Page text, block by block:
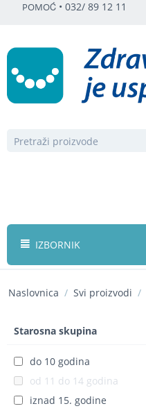
POMOĆ • 032/ 89 12 11
IZBORNIK
Naslovnica / Svi proizvodi /
Starosna skupina
do 10 godina
od 11 do 14 godina
iznad 15. godine